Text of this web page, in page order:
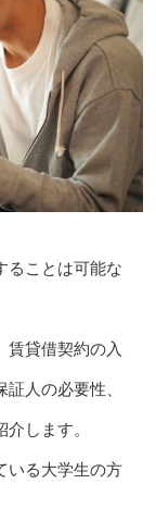
ることは可能な
賃貸借契約の入
人の必要性、
します。
いる大学生の方